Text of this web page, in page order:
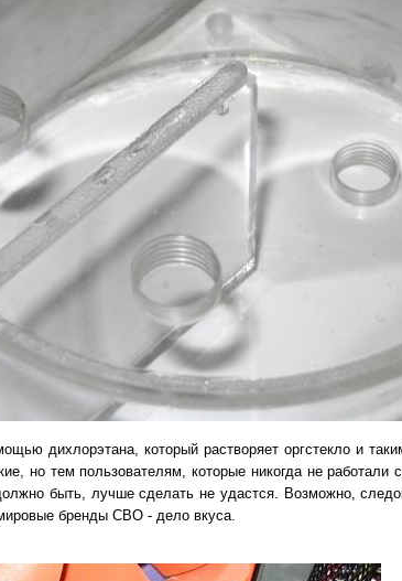
дихлорэтана, который растворяет оргстекло и
но тем пользователям, которые никогда не работали
быть, лучше сделать не удастся. Возможно,
бренды СВО - дело вкуса.